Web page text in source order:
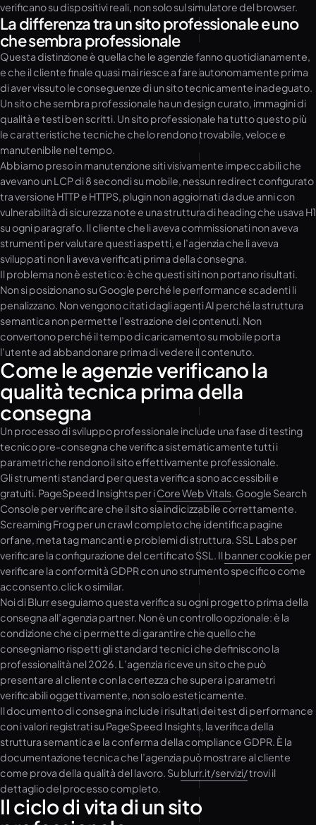
verificano su dispositivi reali, non solo sul simulatore del browser.
La differenza tra un sito professionale e uno
che sembra professionale
Questa distinzione è quella che le agenzie fanno quotidianamente,
e che il cliente finale quasi mai riesce a fare autonomamente prima
di aver vissuto le conseguenze di un sito tecnicamente inadeguato.
Un sito che sembra professionale ha un design curato, immagini di
qualità e testi ben scritti. Un sito professionale ha tutto questo più
le caratteristiche tecniche che lo rendono trovabile, veloce e
manutenibile nel tempo.
Abbiamo preso in manutenzione siti visivamente impeccabili che
avevano un LCP di 8 secondi su mobile, nessun redirect configurato
tra versione HTTP e HTTPS, plugin non aggiornati da due anni con
vulnerabilità di sicurezza note e una struttura di heading che usava H1
su ogni paragrafo. Il cliente che li aveva commissionati non aveva
strumenti per valutare questi aspetti, e l’agenzia che li aveva
sviluppati non li aveva verificati prima della consegna.
Il problema non è estetico: è che questi siti non portano risultati.
Non si posizionano su Google perché le performance scadenti li
penalizzano. Non vengono citati dagli agenti AI perché la struttura
semantica non permette l’estrazione dei contenuti. Non
convertono perché il tempo di caricamento su mobile porta
l’utente ad abbandonare prima di vedere il contenuto.
Come le agenzie verificano la
qualità tecnica prima della
consegna
Un processo di sviluppo professionale include una fase di testing
tecnico pre-consegna che verifica sistematicamente tutti i
parametri che rendono il sito effettivamente professionale.
Gli strumenti standard per questa verifica sono accessibili e
gratuiti. PageSpeed Insights per iCore Web Vitals. Google Search
Console per verificare che il sito sia indicizzabile correttamente.
Screaming Frog per un crawl completo che identifica pagine
orfane, meta tag mancanti e problemi di struttura. SSL Labs per
verificare la configurazione del certificato SSL. Ilbanner cookie per
verificare la conformità GDPR con uno strumento specifico come
acconsento.click o similar.
Noi di Blurr eseguiamo questa verifica su ogni progetto prima della
consegna all’agenzia partner. Non è un controllo opzionale: è la
condizione che ci permette di garantire che quello che
consegniamo rispetti gli standard tecnici che definiscono la
professionalità nel 2026. L’agenzia riceve un sito che può
presentare al cliente con la certezza che supera i parametri
verificabili oggettivamente, non solo esteticamente.
Il documento di consegna include i risultati dei test di performance
con i valori registrati su PageSpeed Insights, la verifica della
struttura semantica e la conferma della compliance GDPR. È la
documentazione tecnica che l’agenzia può mostrare al cliente
come prova della qualità del lavoro. Su blurr.it/servizi/trovi il
dettaglio del processo completo.
Il ciclo di vita di un sito